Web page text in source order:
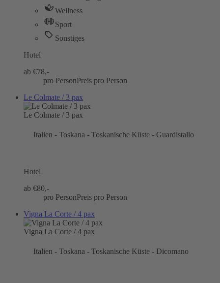
Wellness
Sport
Sonstiges
Hotel
ab €78,-
pro PersonPreis pro Person
Le Colmate / 3 pax
Le Colmate / 3 pax
Italien - Toskana - Toskanische Küste - Guardistallo
Hotel
ab €80,-
pro PersonPreis pro Person
Vigna La Corte / 4 pax
Vigna La Corte / 4 pax
Italien - Toskana - Toskanische Küste - Dicomano